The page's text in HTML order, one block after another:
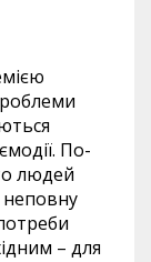
По-
людей
– для